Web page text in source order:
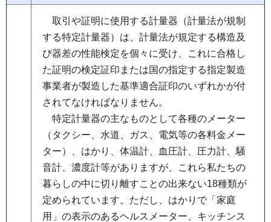
取引や証明に使用する計量器（計量法が規制
する特定計量器）は、計量法が規定する構造及
び器差の性能検定を個々に受け、これに合格し
た証明の検定証印または国の指定する指定製造
事業者が製造した基準適合証印のいずれかが付
されてなければなりません。
特定計量器の主なものとして各種のメーター
（タクシー、水道、ガス、電気等の各料金メー
ター）、はかり、体温計、血圧計、圧力計、騒
音計、濃度計等がありますが、これら私たちの
暮らしの中に切り離すことの出来ない18種類が
定められています。ただし、はかりで「家庭
用」の表示のあるヘルスメーター、キッチンス